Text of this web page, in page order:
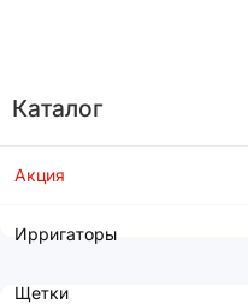
Каталог
Акция
Ирригаторы
Щетки